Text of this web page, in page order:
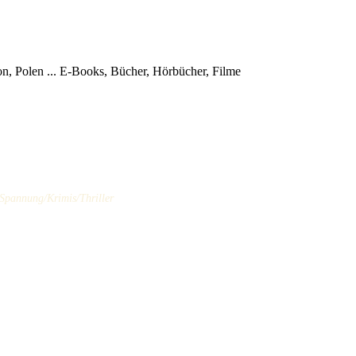
Polen ... E-Books, Bücher, Hörbücher, Filme
Krimis/Thriller